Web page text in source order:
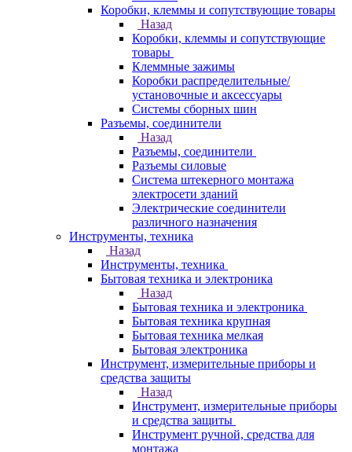
Коробки, клеммы и сопутствующие товары
Назад
Коробки, клеммы и сопутствующие
товары
Клеммные зажимы
Коробки распределительные/
установочные и аксессуары
Системы сборных шин
Разъемы, соединители
Назад
Разъемы, соединители
Разъемы силовые
Система штекерного монтажа
электросети зданий
Электрические соединители
различного назначения
Инструменты, техника
Назад
Инструменты, техника
Бытовая техника и электроника
Назад
Бытовая техника и электроника
Бытовая техника крупная
Бытовая техника мелкая
Бытовая электроника
Инструмент, измерительные приборы и
средства защиты
Назад
Инструмент, измерительные приборы
и средства защиты
Инструмент ручной, средства для
монтажа